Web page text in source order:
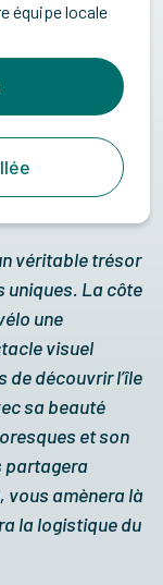
véritable trésor
uniques. La côte
une
visuel
de découvrir l’île
sa beauté
et son
partagera
vous amènera là
la logistique du
équipe locale